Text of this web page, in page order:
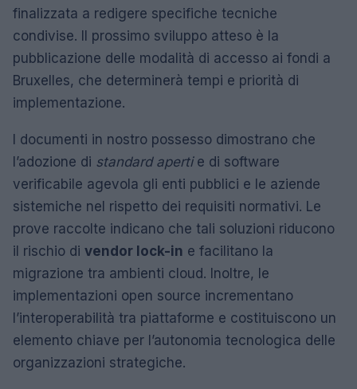
finalizzata a redigere specifiche tecniche
condivise. Il prossimo sviluppo atteso è la
pubblicazione delle modalità di accesso ai fondi a
Bruxelles, che determinerà tempi e priorità di
implementazione.
I documenti in nostro possesso dimostrano che
l’adozione di standard apertie di software
verificabile agevola gli enti pubblici e le aziende
sistemiche nel rispetto dei requisiti normativi. Le
prove raccolte indicano che tali soluzioni riducono
il rischio di vendor lock-in e facilitano la
migrazione tra ambienti cloud. Inoltre, le
implementazioni open source incrementano
l’interoperabilità tra piattaforme e costituiscono un
elemento chiave per l’autonomia tecnologica delle
organizzazioni strategiche.